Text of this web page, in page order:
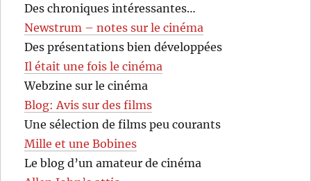
Des chroniques intéressantes…
Newstrum – notes sur le cinéma
Des présentations bien développées
Il était une fois le cinéma
Webzine sur le cinéma
Blog: Avis sur des films
Une sélection de films peu courants
Mille et une Bobines
Le blog d’un amateur de cinéma